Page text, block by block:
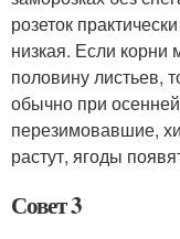
розеток
низкая. Если корни
половину листьев,
обычно при
перезимовавшие,
растут, ягоды
Совет 3